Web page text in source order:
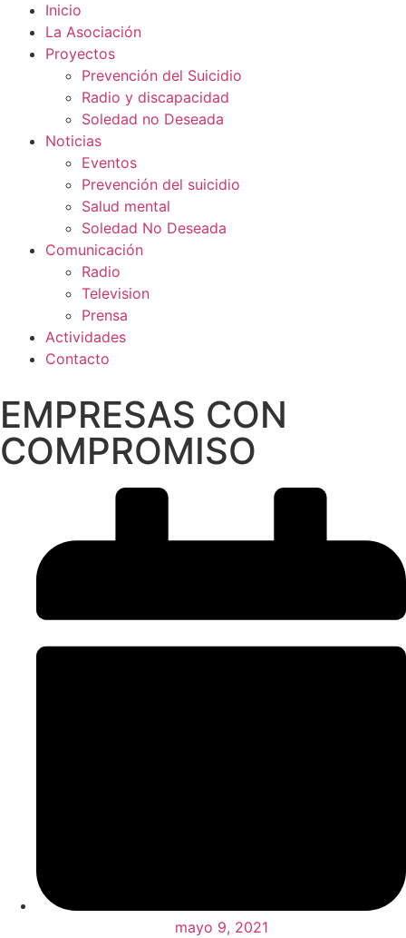
Inicio
La Asociación
Proyectos
Prevención del Suicidio
Radio y discapacidad
Soledad no Deseada
Noticias
Eventos
Prevención del suicidio
Salud mental
Soledad No Deseada
Comunicación
Radio
Television
Prensa
Actividades
Contacto
EMPRESAS CON
COMPROMISO
mayo 9, 2021